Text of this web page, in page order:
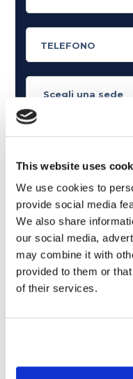
This website uses
We use cookies to
provide social media
We also share
our social media,
may combine it with
provided to them or
of their services.
Articoli dedicati a
Articoli con tips e
In quanto di età
al trattamento dei miei
all’ informativa privacy.
relative ai prodotti e
** le sedi contrassegnate con
RICHIEDI